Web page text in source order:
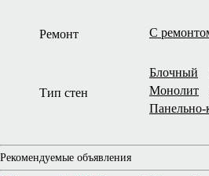
Ремонт С
Тип стен
Блочный
Монолит
Панельно-
Рекомендуемые объявления